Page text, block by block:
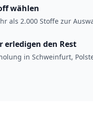
wählen
als 2.000 Stoffe zur
erledigen den Rest
in Schweinfurt,